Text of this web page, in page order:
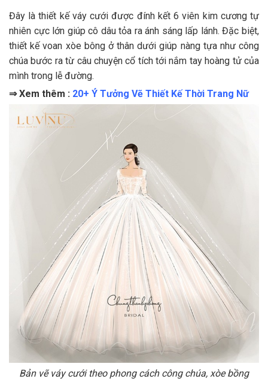
Đây là thiết kế váy cưới được đính kết 6 viên kim cương tự
nhiên cực lớn giúp cô dâu tỏa ra ánh sáng lấp lánh. Đặc biệt,
thiết kế voan xòe bông ở thân dưới giúp nàng tựa như công
chúa bước ra từ câu chuyện cổ tích tới nắm tay hoàng tử của
mình trong lễ đường.
⇒ Xem thêm : 20+ Ý Tưởng Vẽ Thiết Kế Thời Trang Nữ
Bản vẽ váy cưới theo phong cách công chúa, xòe bồng